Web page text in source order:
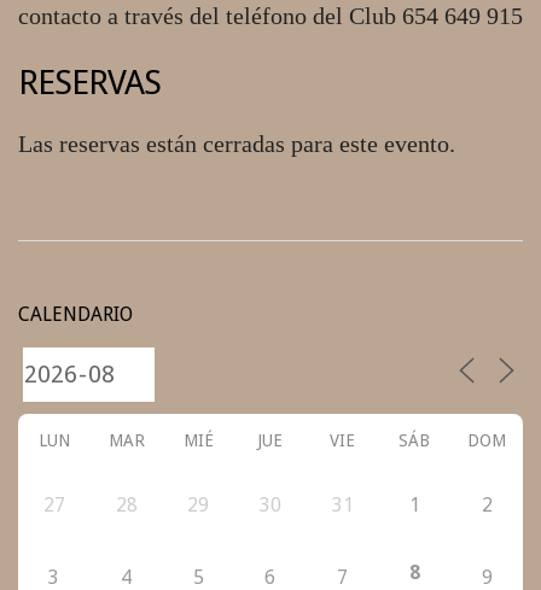
contacto a través del teléfono del Club 654 649 915
RESERVAS
Las reservas están cerradas para este evento.
25
CALENDARIO
LUN MAR MIÉ JUE VIE SÁB DOM
27 28 29 30 31 1 2
3 4 5 6 7 8 9